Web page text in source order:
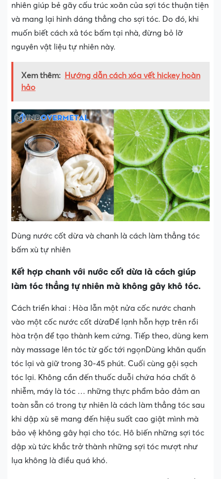
nhiên giúp bẻ gãy cấu trúc xoăn của sợi tóc thuận tiện
và mang lại hình dáng thẳng cho sợi tóc. Do đó, khi
muốn biết cách xả tóc bấm tại nhà, đừng bỏ lỡ
nguyên vật liệu tự nhiên này.
Xem thêm:
Hướng dẫn cách xóa vết hickey hoàn
hảo
Dùng nước cốt dừa và chanh là cách làm thẳng tóc
bấm xù tự nhiên
Kết hợp chanh với nước cốt dừa là cách giúp
làm tóc thẳng tự nhiên mà không gây khô tóc.
Cách triển khai : Hòa lẫn một nửa cốc nước chanh
vào một cốc nước cốt dừaĐể lạnh hỗn hợp trên rồi
hòa trộn để tạo thành kem cứng. Tiếp theo, dùng kem
này massage lên tóc từ gốc tới ngọnDùng khăn quấn
tóc lại và giữ trong 30-45 phút. Cuối cùng gội sạch
tóc lại. Không cần đến thuốc duỗi chứa hóa chất ô
nhiễm, máy là tóc … những thực phẩm bảo đảm an
toàn sẵn có trong tự nhiên là cách làm thẳng tóc sau
khi dập xù sẽ mang đến hiệu suất cao giật mình mà
bảo vệ không gây hại cho tóc. Hô biến những sợi tóc
dập xù tức khắc trở thành những sợi tóc mượt như
lụa không là điều quá khó.